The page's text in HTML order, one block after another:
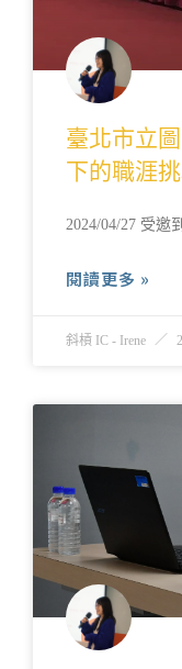
臺北市立
下的職涯
2024/04/27 受邀
閱讀更多 »
斜槓 IC - Irene